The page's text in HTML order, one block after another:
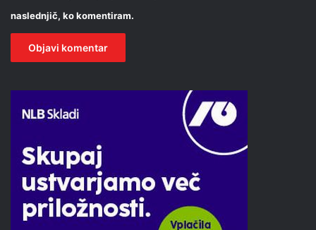
naslednjič, ko komentiram.